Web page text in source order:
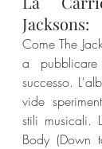
Jacksons:
Come The
a
successo.
vide
stili musicali.
Body (Down